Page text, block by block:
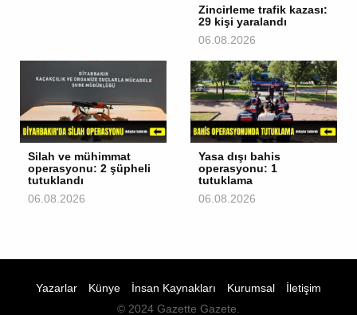
Zincirleme trafik kazası:
29 kişi yaralandı
06.08.2026
Silah ve mühimmat
operasyonu: 2 şüpheli
tutuklandı
06.08.2026
Yasa dışı bahis
operasyonu: 1
tutuklama
06.08.2026
Yazarlar Künye İnsan Kaynakları Kurumsal
İletişim
© 2024 Gazette Gazete.